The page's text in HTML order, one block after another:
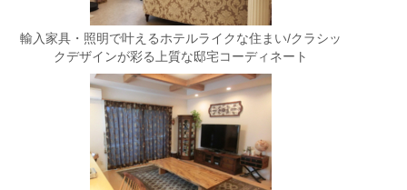
輸入家具・照明で叶えるホテルライクな住まい/クラシッ
クデザインが彩る上質な邸宅コーディネート